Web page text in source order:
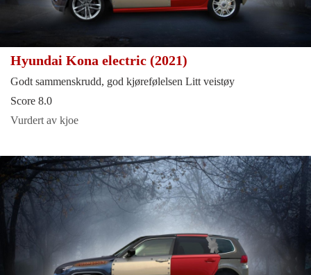
Hyundai Kona electric (2021)
Godt sammenskrudd, god kjørefølelsen Litt veistøy
Score 8.0
Vurdert av kjoe